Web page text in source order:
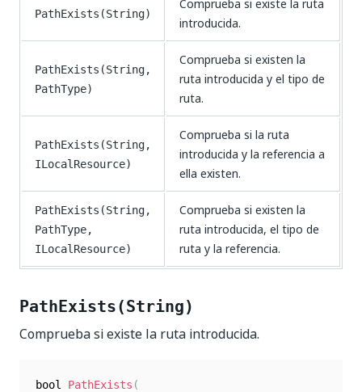
PathExists(String)
Comprueba si existe la ruta
introducida.
PathExists(String,
PathType)
Comprueba si existen la
ruta introducida y el tipo de
ruta.
PathExists(String,
ILocalResource)
Comprueba si la ruta
introducida y la referencia a
ella existen.
PathExists(String,
PathType,
ILocalResource)
Comprueba si existen la
ruta introducida, el tipo de
ruta y la referencia.
PathExists(String)
Comprueba si existe la ruta introducida.
bool PathExists (